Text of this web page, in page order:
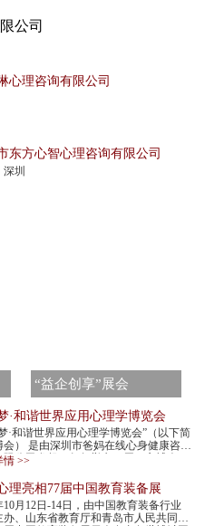
公司
心理咨询有限公司
东方心智心理咨询有限公司
圳
“益企创享”展会
·和谐世界应用心理学博览会
·和谐世界应用心理学博览会”（以下简
会） 是由深圳市爸妈在线心身健康咨询
限公司发起，每年举办一届。心博会，
世界民间组织主办的心理学最高级...
情 >>
理亮相77届中国教育装备展
10月12日-14日，由中国教育装备行业
办、山东省教育厅和青岛市人民共同承